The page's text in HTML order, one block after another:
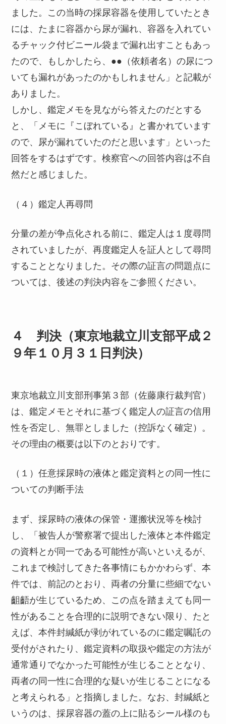
ました。この当時の採尿容器を使用していたとき
には、たまに容器から尿が漏れ、容器を入れてい
るチャック付ビニール袋まで漏れ出すこともあっ
たので、もしかしたら、●●（依頼者名）の尿につ
いても漏れがあったのかもしれません」と記載が
ありました。
しかし、鑑定メモを見ながら答えたのだとする
と、「メモに『こぼれている』と書かれています
ので、尿が漏れていたのだと思います」といった
回答をするはずです。検察官への回答内容は不自
然だと感じました。
（４）鑑定人再尋問
分量の差が争点化される前に、鑑定人は１度尋問
されていましたが、再度鑑定人を証人として尋問
することとなりました。その際の証言の問題点に
ついては、後述の判決内容をご参照ください。
４ 判決（東京地裁立川支部平成２
９年１０月３１日判決）
東京地裁立川支部刑事第３部（佐藤康行裁判官）
は、鑑定メモとそれに基づく鑑定人の証言の信用
性を否定し、無罪としました（控訴なく確定）。
その理由の概要は以下のとおりです。
（１）任意採尿時の液体と鑑定資料との同一性に
ついての判断手法
まず、採尿時の液体の保管・運搬状況等を検討
し、「被告人が警察署で提出した液体と本件鑑定
の資料とが同一である可能性が高いといえるが、
これまで検討してきた各事情にもかかわらず、本
件では、前記のとおり、両者の分量に些細でない
齟齬が生じているため、この点を踏まえても同一
性があることを合理的に説明できない限り、たと
えば、本件封緘紙が剥がれているのに鑑定嘱託の
受付がされたり、鑑定資料の取扱や鑑定の方法が
通常通りでなかった可能性が生じることとなり、
両者の同一性に合理的な疑いが生じることになる
と考えられる」と指摘しました。なお、封緘紙と
いうのは、採尿容器の蓋の上に貼るシール様のも